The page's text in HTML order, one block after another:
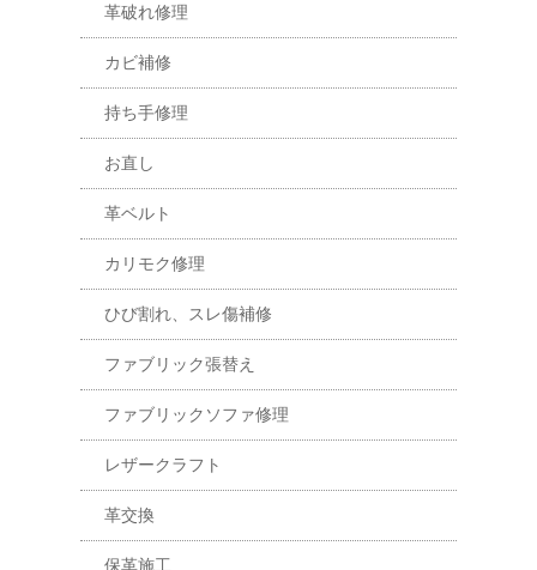
革破れ修理
カビ補修
持ち手修理
お直し
革ベルト
カリモク修理
ひび割れ、スレ傷補修
ファブリック張替え
ファブリックソファ修理
レザークラフト
革交換
保革施工